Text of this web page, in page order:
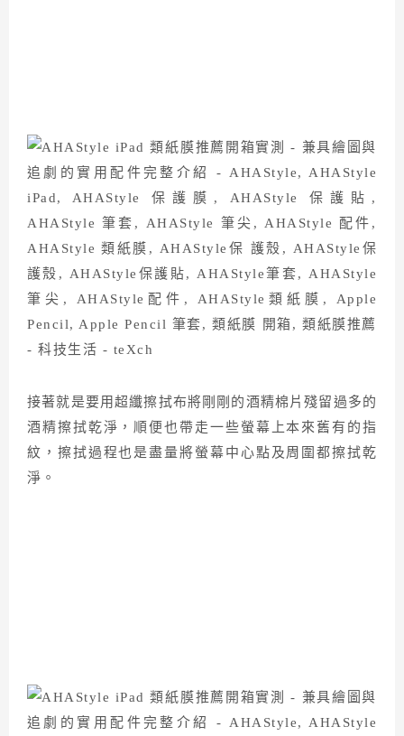
接著就是要用超纖擦拭布將剛剛的酒精棉片殘留過多的
酒精擦拭乾淨，順便也帶走一些螢幕上本來舊有的指
紋，擦拭過程也是盡量將螢幕中心點及周圍都擦拭乾
淨。